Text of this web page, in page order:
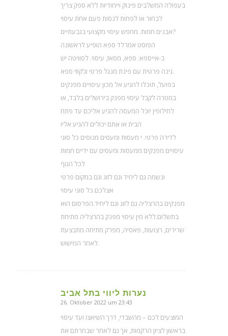
בעפולה המשלבים פינוק וייחודיות ללא ספק צריך
לבחור או לפחות לנסות פעם אחת עיסוי
אבנים חמות. מחפש עיסוי מקצועי בגבעתיים?
הפוסט אמרלד ספא הופיע לראשונה
ב-אייספא: ספא, מסאז, עיסוי. לסוויטה יש
גינה פרטית עם פינת מנגל פרטי וג’קוזי ספא.
בפועל, תוכלו להגיע אל מכון עיסויים מפנקים
במטרה לקבל עיסוי מפנק בירושלים בלבד, או
לחילופין יוכל המעסה להגיע אליכם עד פתח
הבית או אתם יכולים להגיע אליו
לדירה פרטי. י מעסות ומעסים מנוסים כל סוגי
עיסויים מפנקים ממעסות ומעסים עם ידיים חמות
לכל הגוף
ונשמה גם ליחיד וגם לזוג וגם במקום פרטי
אצלכם.כל סוגי עיסוי
מפנקים בהרצליה גם לזוג וגם ליחיד.הפרסום הוא
בתשלום.ללא מין עיסוי מפנק בהרצליה מתיחת
שרירים, רצועות, פאסיה, מפרק מתיחה מתבצעת
לאחר המישוש.
נערות ליווי בתל אביב
sagte:
26. Oktober 2022 um 23:43
המוצעים לכם – מהשבדי, דרך השיאצו ועד עיסוי
בראשון לציון הרקמות, אך גם לאחר שבחרתם את